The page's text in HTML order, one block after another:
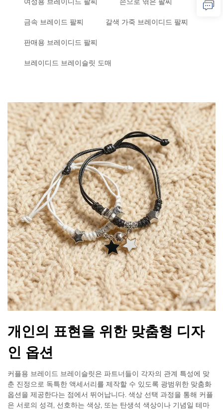
금속 브레이드 팔찌 갈색 가죽 브레이디드 팔찌
판매용 브레이디드 팔찌
브레이디드 브레이슬릿 도매
개인의 표현을 위한 맞춤형 디자
인 옵션
커플용 브레이드 브레이슬릿은 파트너들이 각자의 관계 특성에 맞
춘 진정으로 독특한 액세서리를 제작할 수 있도록 광범위한 맞춤화
옵션을 제공한다는 점에서 뛰어납니다. 색상 선택 과정을 통해 커플
은 서로의 성격, 선호하는 색상, 또는 탄생석 색상이나 기념일 테마